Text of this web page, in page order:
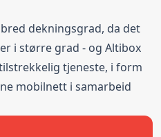
dekningsgrad, da det
i større grad - og Altibox
tjeneste, i form
mobilnett i samarbeid